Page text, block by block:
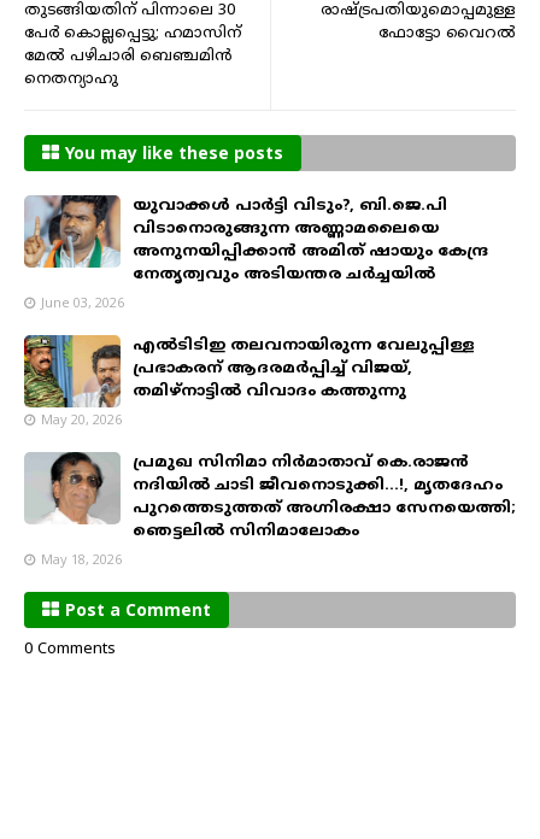
രാഷ്ട്രപതിയുമൊപ്പമുള്ള
ഫോട്ടോ വൈറൽ
തുടങ്ങിയതിന് പിന്നാലെ 30
പേര്‍ കൊല്ലപ്പെട്ടു; ഹമാസിന്
മേൽ പഴിചാരി ബെഞ്ചമിന്‍
നെതന്യാഹു
You may like these posts
യുവാക്കൾ പാർട്ടി വിടും?, ബി.ജെ.പി
വിടാനൊരുങ്ങുന്ന അണ്ണാമലൈയെ
അനുനയിപ്പിക്കാൻ അമിത് ഷായും കേന്ദ്ര
നേതൃത്വവും അടിയന്തര ചർച്ചയിൽ
June 03, 2026
എൽടിടിഇ തലവനായിരുന്ന വേലുപ്പിള്ള
പ്രഭാകരന് ആദരമർപ്പിച്ച് വിജയ്,
തമിഴ്നാട്ടിൽ വിവാദം കത്തുന്നു
May 20, 2026
പ്രമുഖ സിനിമാ നിർമാതാവ് കെ.രാജൻ
നദിയിൽ ചാടി ജീവനൊടുക്കി...!, മൃതദേഹം
പുറത്തെടുത്തത് അഗ്നിരക്ഷാ സേനയെത്തി;
ഞെട്ടലിൽ സിനിമാലോകം
May 18, 2026
Post a Comment
0 Comments